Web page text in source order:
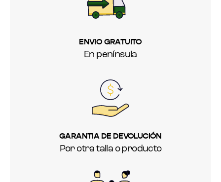
ENVIO GRATUITO
En península
GARANTIA DE DEVOLUCIÓN
Por otra talla o producto